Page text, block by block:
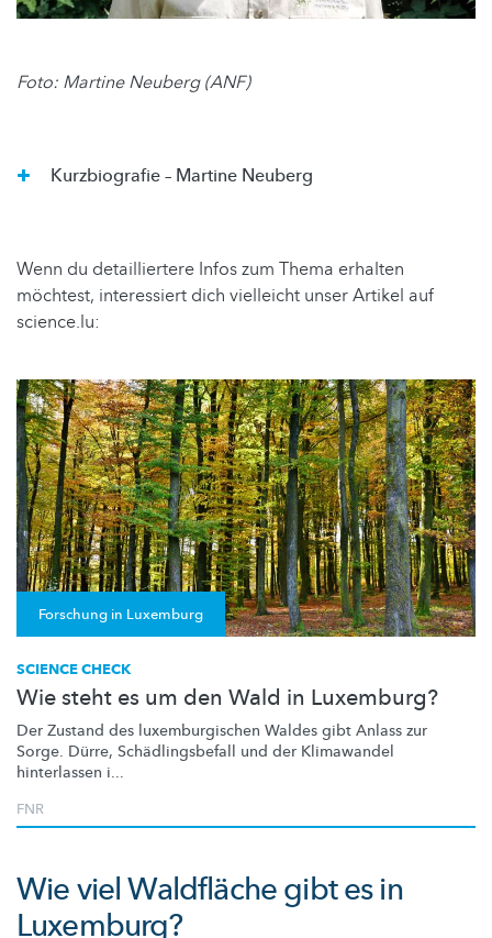
Foto: Martine Neuberg (ANF)
Kurzbiografie – Martine Neuberg
Wenn du detailliertere Infos zum Thema erhalten
möchtest, interessiert dich vielleicht unser Artikel auf
science.lu:
Forschung in Luxemburg
SCIENCE CHECK
Wie steht es um den Wald in Luxemburg?
Der Zustand des luxemburgischen Waldes gibt Anlass zur
Sorge. Dürre, Schädlingsbefall und der Klimawandel
hinterlassen i...
FNR
Wie viel Waldfläche gibt es in
Luxemburg?